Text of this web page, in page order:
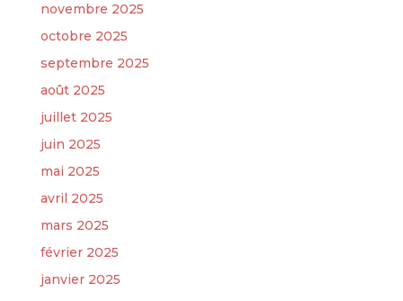
novembre 2025
octobre 2025
septembre 2025
août 2025
juillet 2025
juin 2025
mai 2025
avril 2025
mars 2025
février 2025
janvier 2025